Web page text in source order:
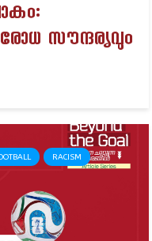
സൗന്ദര്യവും
RACISM